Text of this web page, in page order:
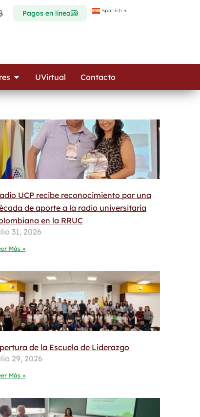
Pagos en línea Spanish ▼
Open Colaboradores
UVirtual Contacto
UCP recibe reconocimiento por una
de aporte a la radio universitaria
en la RRUC
31, 2026
Más »
de la Escuela de Liderazgo
29, 2026
Más »